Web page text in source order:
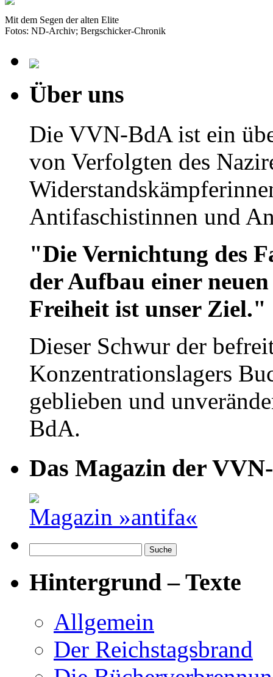
Mit dem Segen der alten Elite
Fotos: ND-Archiv; Bergschicker-Chronik
Über uns
Die VVN-BdA ist ein
von Verfolgten des
Antifaschistinnen und
"Die Vernichtung des
der Aufbau einer
Freiheit ist unser Ziel."
Dieser Schwur der
Konzentrationslagers
geblieben und
BdA.
Das Magazin der
Magazin »antifa«
Hintergrund – Texte
Allgemein
Der Reichstagsbrand